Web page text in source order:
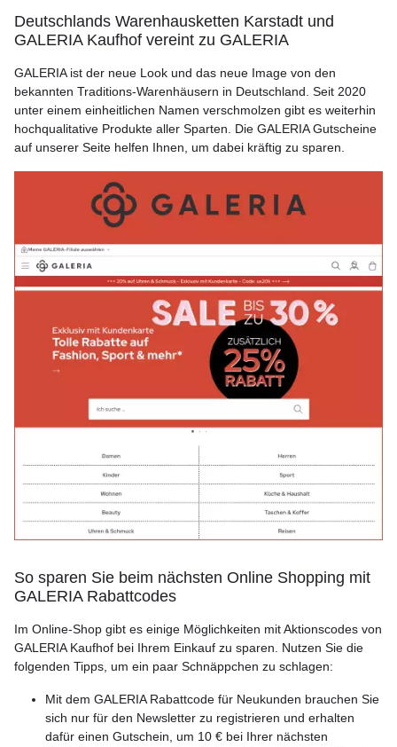
Deutschlands Warenhausketten Karstadt und
GALERIA Kaufhof vereint zu GALERIA
GALERIA ist der neue Look und das neue Image von den
bekannten Traditions-Warenhäusern in Deutschland. Seit 2020
unter einem einheitlichen Namen verschmolzen gibt es weiterhin
hochqualitative Produkte aller Sparten. Die GALERIA Gutscheine
auf unserer Seite helfen Ihnen, um dabei kräftig zu sparen.
So sparen Sie beim nächsten Online Shopping mit
GALERIA Rabattcodes
Im Online-Shop gibt es einige Möglichkeiten mit Aktionscodes von
GALERIA Kaufhof bei Ihrem Einkauf zu sparen. Nutzen Sie die
folgenden Tipps, um ein paar Schnäppchen zu schlagen:
Mit dem GALERIA Rabattcode für Neukunden brauchen Sie
sich nur für den Newsletter zu registrieren und erhalten
dafür einen Gutschein, um 10 € bei Ihrer nächsten